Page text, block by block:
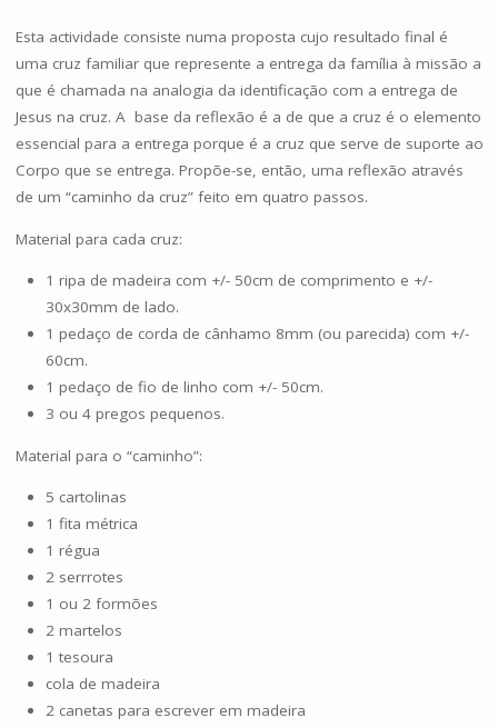
Esta actividade consiste numa proposta cujo resultado final é
uma cruz familiar que represente a entrega da família à missão a
que é chamada na analogia da identificação com a entrega de
Jesus na cruz. A base da reflexão é a de que a cruz é o elemento
essencial para a entrega porque é a cruz que serve de suporte ao
Corpo que se entrega. Propõe-se, então, uma reflexão através
de um “caminho da cruz” feito em quatro passos.
Material para cada cruz:
1 ripa de madeira com +/- 50cm de comprimento e +/-
30x30mm de lado.
1 pedaço de corda de cânhamo 8mm (ou parecida) com +/-
60cm.
1 pedaço de fio de linho com +/- 50cm.
3 ou 4 pregos pequenos.
Material para o “caminho”:
5 cartolinas
1 fita métrica
1 régua
2 serrrotes
1 ou 2 formões
2 martelos
1 tesoura
cola de madeira
2 canetas para escrever em madeira